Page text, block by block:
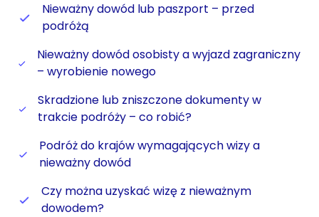
Nieważny dowód lub paszport – przed
podróżą
Nieważny dowód osobisty a wyjazd zagraniczny
– wyrobienie nowego
Skradzione lub zniszczone dokumenty w
trakcie podróży – co robić?
Podróż do krajów wymagających wizy a
nieważny dowód
Czy można uzyskać wizę z nieważnym
dowodem?